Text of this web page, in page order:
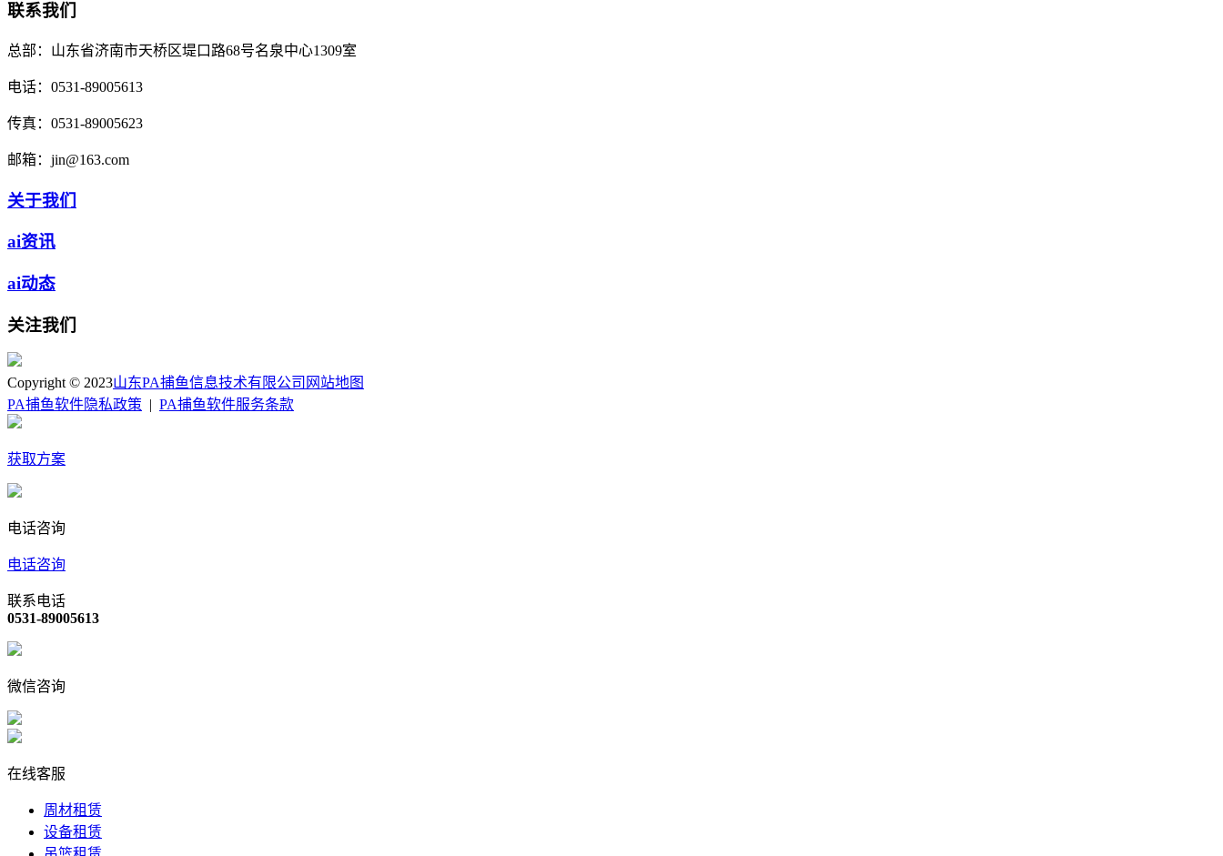
联系我们
总部： 山东省济南市天桥区堤口路68号名泉中心1309室
电话： 0531-89005613
传真： 0531-89005623
邮箱： jin@163.com
关于我们
ai资讯
ai动态
关注我们
Copyright © 2023山东PA捕鱼信息技术有限公司 网站地图
PA捕鱼软件隐私政策
PA捕鱼软件服务条款
获取方案
电话咨询
电话咨询
联系电话
0531-89005613
微信咨询
在线客服
周材租赁
设备租赁